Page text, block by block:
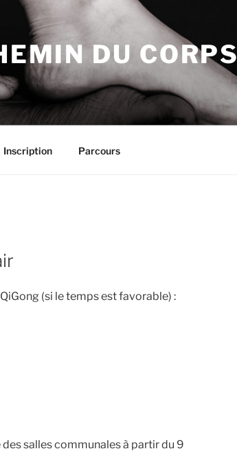
DU CORPS
Inscription Parcours
(si le temps est favorable) :
salles communales à partir du 9